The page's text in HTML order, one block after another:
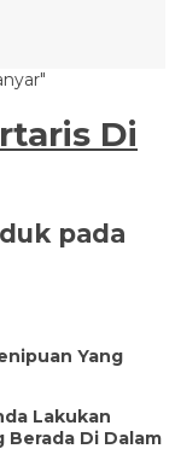
Di
pada
Yang
Lakukan
Berada Di Dalam